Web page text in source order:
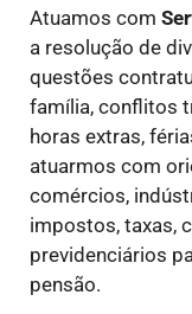
Atuamos com
a resolução de
questões
família, conflitos
horas extras,
atuarmos com
comércios,
impostos, taxas,
previdenciários
pensão.